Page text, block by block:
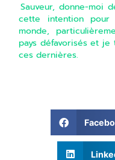
Sauveur, donne-moi
cette intention pour
monde,
pays défavorisés et je
ces dernières.